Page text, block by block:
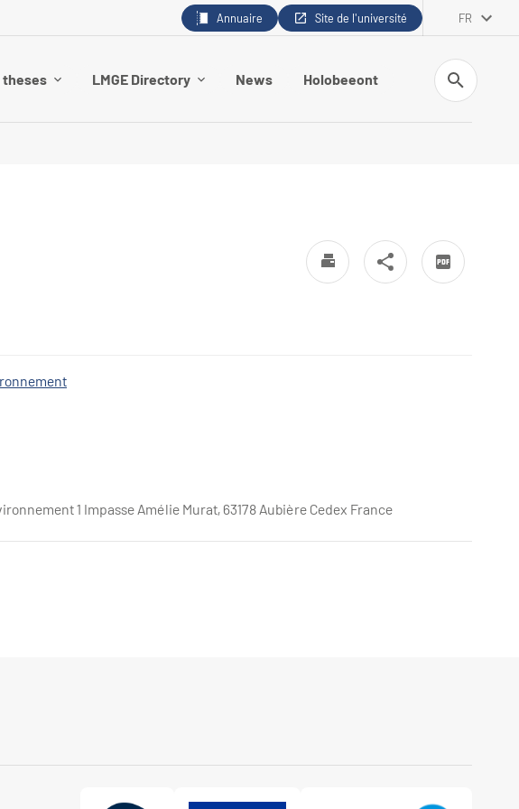
Annuaire Site de l'université FR
theses LMGE Directory News Holobeeont
Recherche
1 Impasse Amélie Murat, 63178 Aubière Cedex France